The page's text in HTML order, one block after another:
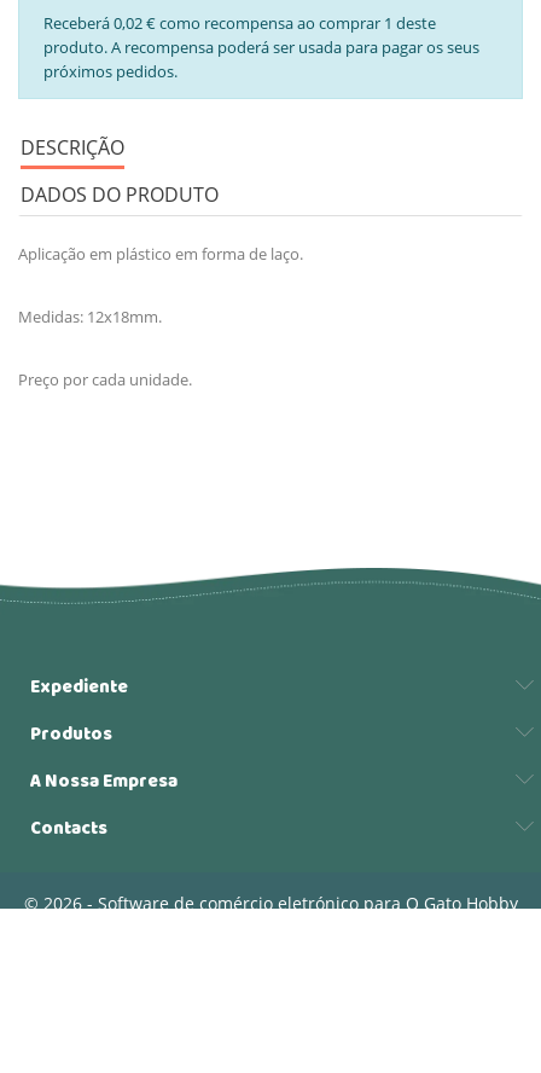
Receberá 0,02 € como recompensa ao comprar 1 deste
produto. A recompensa poderá ser usada para pagar os seus
próximos pedidos.
DESCRIÇÃO
DADOS DO PRODUTO
Aplicação em plástico em forma de laço.
Medidas: 12x18mm.
Preço por cada unidade.
Expediente
Produtos
A Nossa Empresa
Contacts
© 2026 - Software de comércio eletrónico para O Gato Hobby